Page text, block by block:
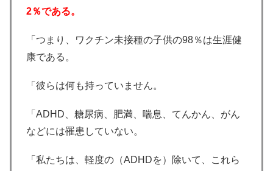
2％である。
「つまり、ワクチン未接種の子供の98％は生涯健
康である。
「彼らは何も持っていません。
「ADHD、糖尿病、肥満、喘息、てんかん、がん
などには罹患していない。
「私たちは、軽度の（ADHDを）除いて、これら